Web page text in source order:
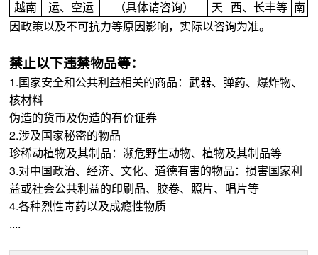
越南
运、空运
（具体请咨询）
天 西、长丰等 南
因政策以及不可抗力等原因影响，实际以咨询为准。
禁止以下违禁物品等：
1.国家安全和公共利益相关的商品：武器、弹药、爆炸物、
核材料
伪造的货币及伪造的有价证券
2.涉及国家秘密的物品
珍稀动植物及其制品：濒危野生动物、植物及其制品等
3.对中国政治、经济、文化、道德有害的物品：损害国家利
益或社会公共利益的印刷品、胶卷、照片、唱片等
4.各种烈性毒药以及成瘾性物质
....